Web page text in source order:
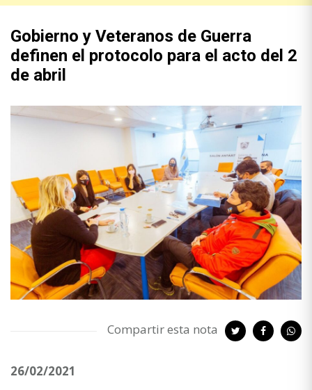
Gobierno y Veteranos de Guerra
definen el protocolo para el acto del 2
de abril
Compartir esta nota
26/02/2021